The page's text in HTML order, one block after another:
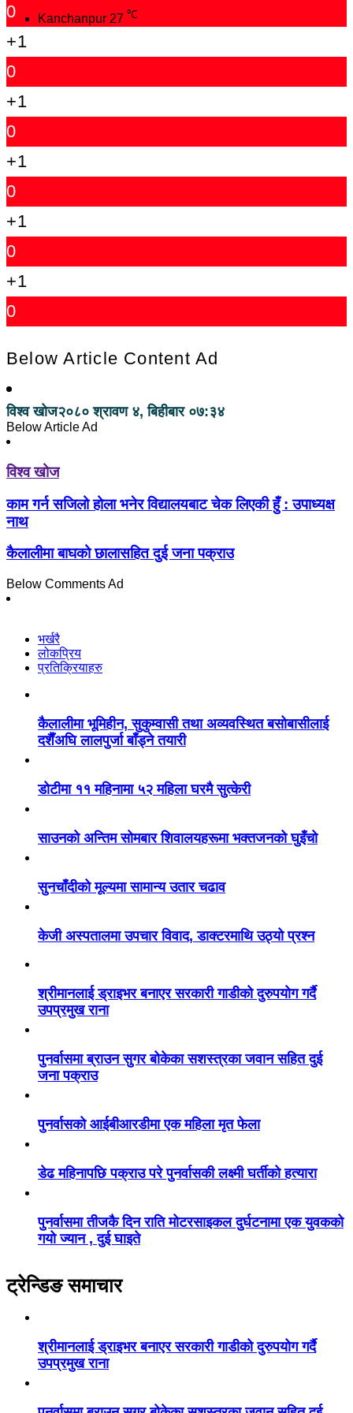
Kanchanpur 27 ℃
0
+1
0
+1
0
+1
0
+1
0
+1
0
Below Article Content Ad
विश्व खोज२०८० श्रावण ४, बिहीबार ०७:३४
Below Article Ad
विश्व खोज
काम गर्न सजिलो होला भनेर विद्यालयबाट चेक लिएकी हुँ : उपाध्यक्ष
नाथ
कैलालीमा बाघको छालासहित दुई जना पक्राउ
Below Comments Ad
भर्खरै
लोकप्रिय
प्रतिक्रियाहरु
कैलालीमा भूमिहीन, सुकुम्वासी तथा अव्यवस्थित बसोबासीलाई
दशैँअघि लालपुर्जा बाँड्ने तयारी
डोटीमा ११ महिनामा ५२ महिला घरमै सुत्केरी
साउनको अन्तिम सोमबार शिवालयहरूमा भक्तजनको घुइँचो
सुनचाँदीको मूल्यमा सामान्य उतार चढाव
केजी अस्पतालमा उपचार विवाद, डाक्टरमाथि उठ्यो प्रश्न
श्रीमानलाई ड्राइभर बनाएर सरकारी गाडीको दुरुपयोग गर्दै
उपप्रमुख राना
पुनर्वासमा ब्राउन सुगर बोकेका सशस्त्रका जवान सहित दुई
जना पक्राउ
पुनर्वासको आईबीआरडीमा एक महिला मृत फेला
डेढ महिनापछि पक्राउ परे पुनर्वासकी लक्ष्मी घर्तीको हत्यारा
पुनर्वासमा तीजकै दिन राति मोटरसाइकल दुर्घटनामा एक युवकको
गयो ज्यान , दुई घाइते
ट्रेन्डिङ समाचार
श्रीमानलाई ड्राइभर बनाएर सरकारी गाडीको दुरुपयोग गर्दै
उपप्रमुख राना